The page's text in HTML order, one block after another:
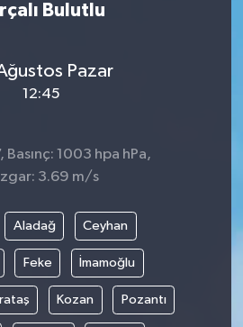
Bulutlu
Pazar
12:45
Basınç: 1003 hpa hPa,
3.69 m/s
Aladağ Ceyhan
Feke İmamoğlu
Kozan Pozantı